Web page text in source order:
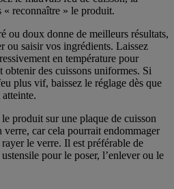
« reconnaître » le produit.
ou doux donne de meilleurs résultats,
ou saisir vos ingrédients. Laissez
en température pour
obtenir des cuissons uniformes. Si
plus vif, baissez le réglage dès que
produit sur une plaque de cuisson
car cela pourrait endommager
rayer le verre. Il est préférable de
pour le poser, l’enlever ou le